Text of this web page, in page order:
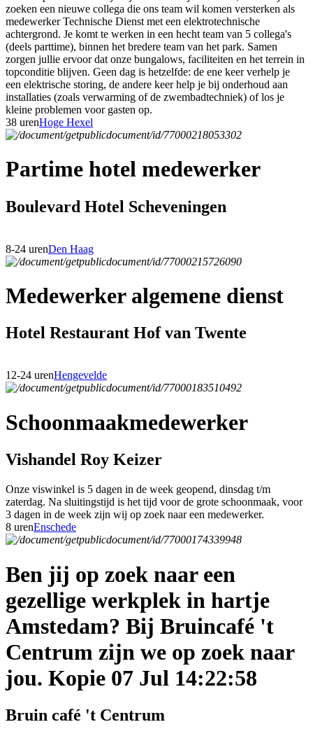
zoeken een nieuwe collega die ons team wil komen versterken als
medewerker Technische Dienst met een elektrotechnische
achtergrond. Je komt te werken in een hecht team van 5 collega's
(deels parttime), binnen het bredere team van het park. Samen
zorgen jullie ervoor dat onze bungalows, faciliteiten en het terrein in
topconditie blijven. Geen dag is hetzelfde: de ene keer verhelp je
een elektrische storing, de andere keer help je bij onderhoud aan
installaties (zoals verwarming of de zwembadtechniek) of los je
kleine problemen voor gasten op.
38 urenHoge Hexel
Partime hotel medewerker
Boulevard Hotel Scheveningen
8-24 urenDen Haag
Medewerker algemene dienst
Hotel Restaurant Hof van Twente
12-24 urenHengevelde
Schoonmaakmedewerker
Vishandel Roy Keizer
Onze viswinkel is 5 dagen in de week geopend, dinsdag t/m
zaterdag. Na sluitingstijd is het tijd voor de grote schoonmaak, voor
3 dagen in de week zijn wij op zoek naar een medewerker.
8 urenEnschede
Ben jij op zoek naar een
gezellige werkplek in hartje
Amstedam? Bij Bruincafé 't
Centrum zijn we op zoek naar
jou. Kopie 07 Jul 14:22:58
Bruin café 't Centrum